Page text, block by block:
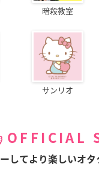
暗殺教室
サンリオ
OFFICIAL
してより楽しいオタ